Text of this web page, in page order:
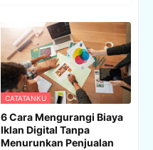
CATATANKU
6 Cara Mengurangi Biaya
Iklan Digital Tanpa
Menurunkan Penjualan